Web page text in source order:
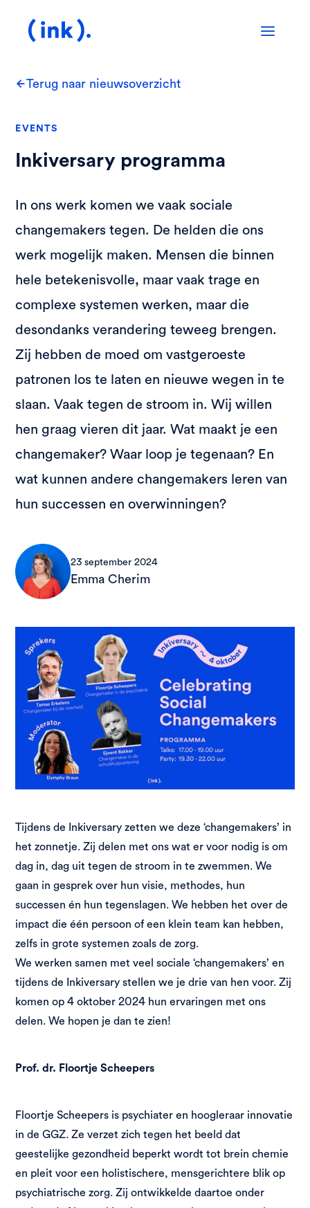
Terug naar nieuwsoverzicht
EVENTS
Inkiversary programma
In ons werk komen we vaak sociale
changemakers tegen. De helden die ons
werk mogelijk maken. Mensen die binnen
hele betekenisvolle, maar vaak trage en
complexe systemen werken, maar die
desondanks verandering teweeg brengen.
Zij hebben de moed om vastgeroeste
patronen los te laten en nieuwe wegen in te
slaan. Vaak tegen de stroom in. Wij willen
hen graag vieren dit jaar. Wat maakt je een
changemaker? Waar loop je tegenaan? En
wat kunnen andere changemakers leren van
hun successen en overwinningen?
23 september 2024
Emma Cherim
Tijdens de Inkiversary zetten we deze ‘changemakers’ in
het zonnetje. Zij delen met ons wat er voor nodig is om
dag in, dag uit tegen de stroom in te zwemmen. We
gaan in gesprek over hun visie, methodes, hun
successen én hun tegenslagen. We hebben het over de
impact die één persoon of een klein team kan hebben,
zelfs in grote systemen zoals de zorg.
We werken samen met veel sociale ‘changemakers’ en
tijdens de Inkiversary stellen we je drie van hen voor. Zij
komen op 4 oktober 2024 hun ervaringen met ons
delen. We hopen je dan te zien!
Prof. dr. Floortje Scheepers
Floortje Scheepers is psychiater en hoogleraar innovatie
in de GGZ. Ze verzet zich tegen het beeld dat
geestelijke gezondheid beperkt wordt tot brein chemie
en pleit voor een holistischere, mensgerichtere blik op
psychiatrische zorg. Zij ontwikkelde daartoe onder